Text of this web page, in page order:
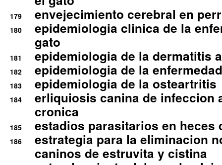
179 envejecimiento cerebral en
180
epidemiologia clinica de la
gato
181 epidemiologia de la dermatitis
182 epidemiologia de la
183 epidemiologia de la osteartritis
184
erliquiosis canina de infeccion
cronica
185 estadios parasitarios en heces
186
estrategia para la eliminacion
caninos de estruvita y cistina